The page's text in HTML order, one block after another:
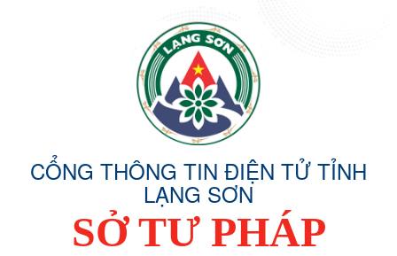
CỔNG THÔNG TIN ĐIỆN TỬ TỈNH
LẠNG SƠN
SỞ TƯ PHÁP